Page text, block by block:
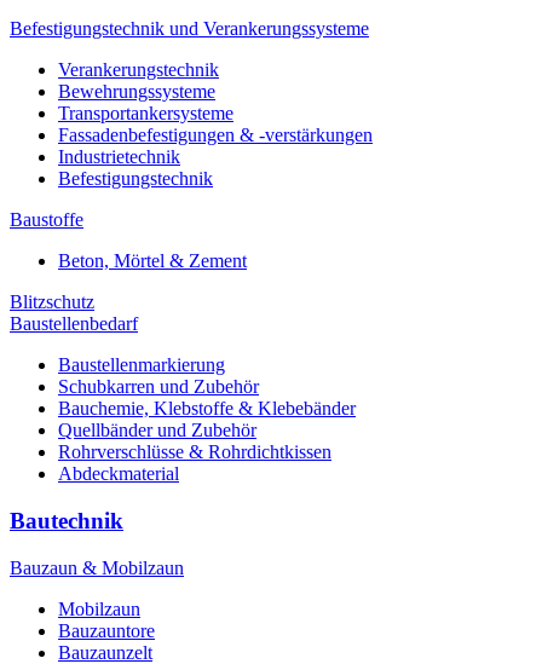
Befestigungstechnik und Verankerungssysteme
Verankerungstechnik
Bewehrungssysteme
Transportankersysteme
Fassadenbefestigungen & -verstärkungen
Industrietechnik
Befestigungstechnik
Baustoffe
Beton, Mörtel & Zement
Blitzschutz
Baustellenbedarf
Baustellenmarkierung
Schubkarren und Zubehör
Bauchemie, Klebstoffe & Klebebänder
Quellbänder und Zubehör
Rohrverschlüsse & Rohrdichtkissen
Abdeckmaterial
Bautechnik
Bauzaun & Mobilzaun
Mobilzaun
Bauzauntore
Bauzaunzelt